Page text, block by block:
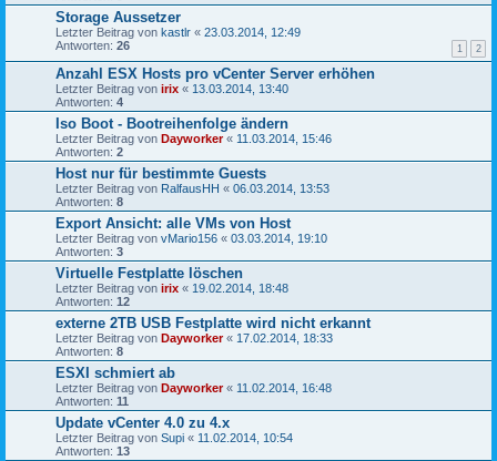
Storage Aussetzer
Letzter Beitrag von kastlr « 23.03.2014, 12:49
Antworten: 26 1 2
Anzahl ESX Hosts pro vCenter Server erhöhen
Letzter Beitrag von irix « 13.03.2014, 13:40
Antworten: 4
Iso Boot - Bootreihenfolge ändern
Letzter Beitrag von Dayworker« 11.03.2014, 15:46
Antworten: 2
Host nur für bestimmte Guests
Letzter Beitrag von RalfausHH « 06.03.2014, 13:53
Antworten: 8
Export Ansicht: alle VMs von Host
Letzter Beitrag von vMario156 « 03.03.2014, 19:10
Antworten: 3
Virtuelle Festplatte löschen
Letzter Beitrag von irix « 19.02.2014, 18:48
Antworten: 12
externe 2TB USB Festplatte wird nicht erkannt
Letzter Beitrag von Dayworker« 17.02.2014, 18:33
Antworten: 8
ESXI schmiert ab
Letzter Beitrag von Dayworker« 11.02.2014, 16:48
Antworten: 11
Update vCenter 4.0 zu 4.x
Letzter Beitrag von Supi « 11.02.2014, 10:54
Antworten: 13